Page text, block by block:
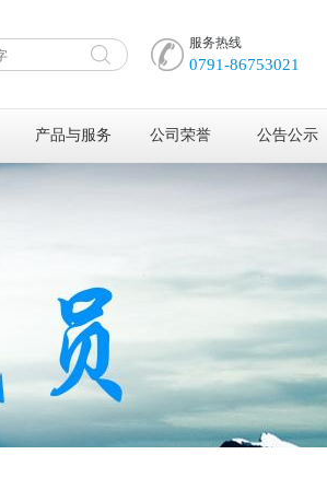
服务热线
0791-86753021
产品与服务 公司荣誉 公告公示